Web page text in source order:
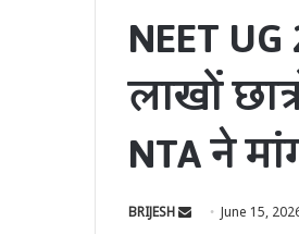
NEET
लाखों
NTA ने
BRIJESH
SendJune 15,